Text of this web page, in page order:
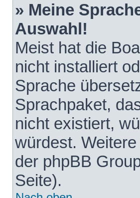
» Meine
Auswahl!
Meist hat die
nicht installiert
Sprache
Sprachpaket,
nicht existiert,
würdest.
der phpBB
Seite).